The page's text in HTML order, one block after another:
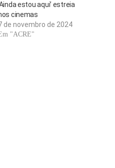
estou aqui’ estreia
cinemas
de novembro de 2024
"ACRE"